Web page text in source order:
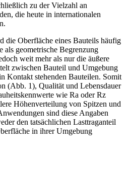
zu der Vielzahl an
die heute in internationalen
die ­Oberfläche eines Bauteils häufig
geometrische Begrenzung
weit mehr als nur die äußere
zwischen Bauteil und Umgebung
Kontakt stehenden Bauteilen. Somit
(Abb. 1), Qualität und Lebensdauer
wie Ra oder Rz
Höhenverteilung von Spitzen und
sind diese Angaben
den tatsächlichen Lasttraganteil
in ihrer Umgebung